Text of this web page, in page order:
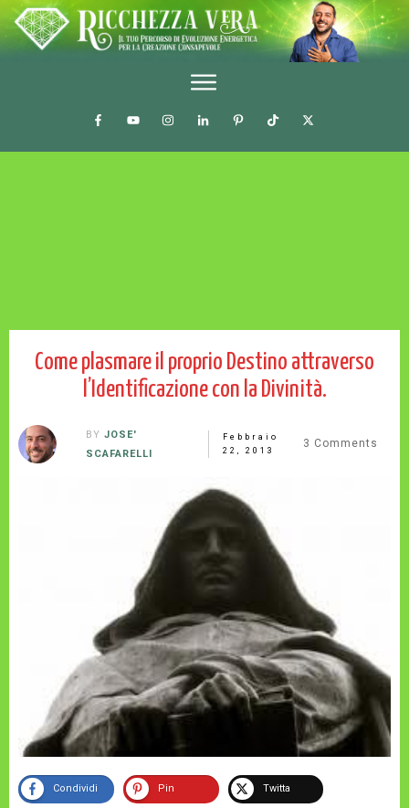
Come plasmare il proprio Destino attraverso
l’Identificazione con la Divinità.
BY JOSE'
SCAFARELLI
Febbraio
22, 2013
3 Comments
Condividi Pin Twitta